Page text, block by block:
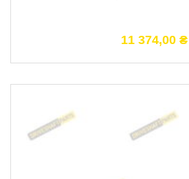
11 374,00 ₴